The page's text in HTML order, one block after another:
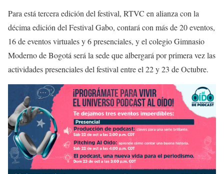
Para está tercera edición del festival, RTVC en alianza con la
décima edición del Festival Gabo, contará con más de 20 eventos,
16 de eventos virtuales y 6 presenciales, y el colegio Gimnasio
Moderno de Bogotá será la sede que albergará por primera vez las
actividades presenciales del festival entre el 22 y 23 de Octubre.